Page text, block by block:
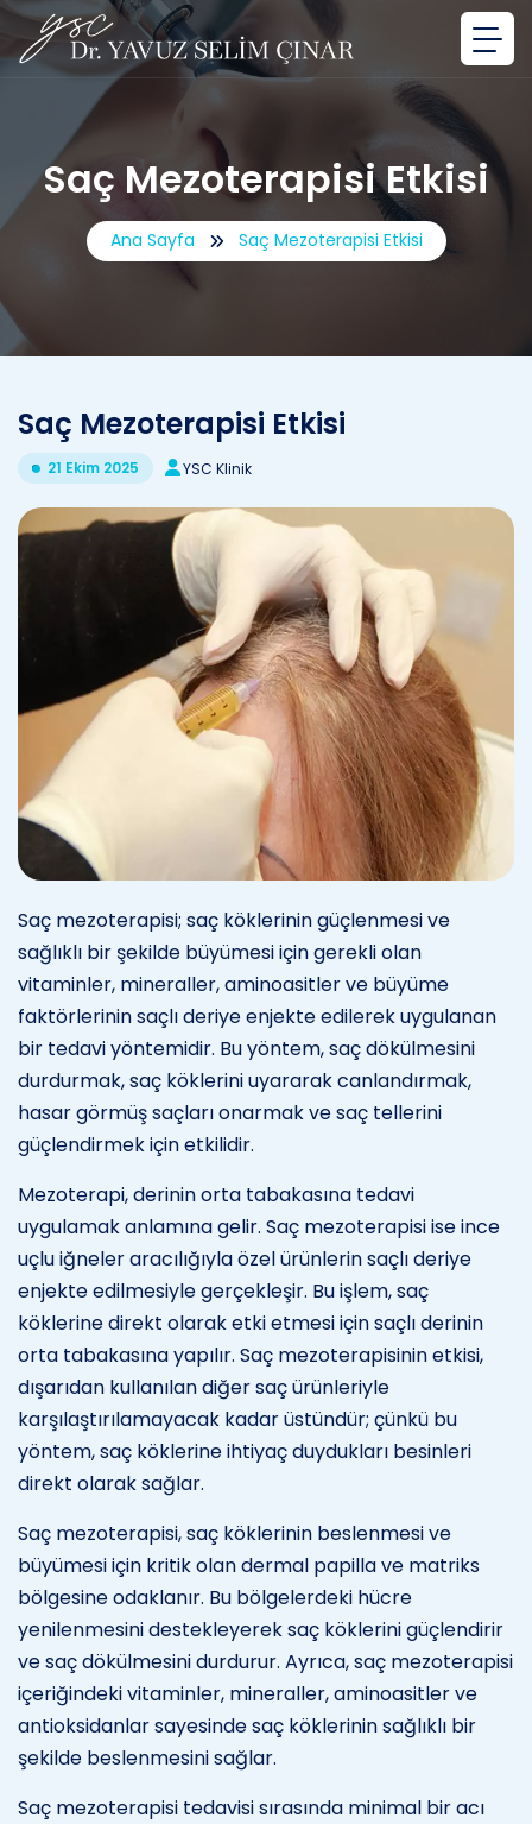
Saç Mezoterapisi Etkisi
Ana Sayfa Saç Mezoterapisi Etkisi
Saç Mezoterapisi Etkisi
21 Ekim 2025 YSC Klinik
Saç mezoterapisi; saç köklerinin güçlenmesi ve
sağlıklı bir şekilde büyümesi için gerekli olan
vitaminler, mineraller, aminoasitler ve büyüme
faktörlerinin saçlı deriye enjekte edilerek uygulanan
bir tedavi yöntemidir. Bu yöntem, saç dökülmesini
durdurmak, saç köklerini uyararak canlandırmak,
hasar görmüş saçları onarmak ve saç tellerini
güçlendirmek için etkilidir.
Mezoterapi, derinin orta tabakasına tedavi
uygulamak anlamına gelir. Saç mezoterapisi ise ince
uçlu iğneler aracılığıyla özel ürünlerin saçlı deriye
enjekte edilmesiyle gerçekleşir. Bu işlem, saç
köklerine direkt olarak etki etmesi için saçlı derinin
orta tabakasına yapılır. Saç mezoterapisinin etkisi,
dışarıdan kullanılan diğer saç ürünleriyle
karşılaştırılamayacak kadar üstündür; çünkü bu
yöntem, saç köklerine ihtiyaç duydukları besinleri
direkt olarak sağlar.
Saç mezoterapisi, saç köklerinin beslenmesi ve
büyümesi için kritik olan dermal papilla ve matriks
bölgesine odaklanır. Bu bölgelerdeki hücre
yenilenmesini destekleyerek saç köklerini güçlendirir
ve saç dökülmesini durdurur. Ayrıca, saç mezoterapisi
içeriğindeki vitaminler, mineraller, aminoasitler ve
antioksidanlar sayesinde saç köklerinin sağlıklı bir
şekilde beslenmesini sağlar.
Saç mezoterapisi tedavisi sırasında minimal bir acı